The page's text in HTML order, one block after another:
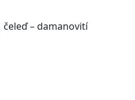
– damanovití